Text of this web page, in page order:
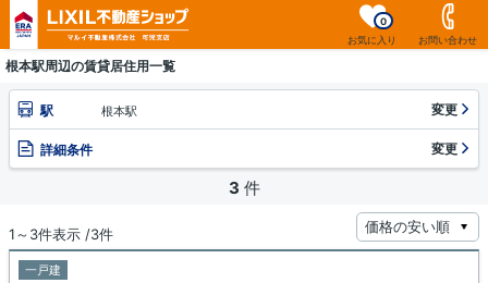
お気に入り
0
お問い合わせ
根本駅周辺の賃貸居住用一覧
駅 根本駅 変更
詳細条件 変更
3 件
1～3件表示 /3件
一戸建